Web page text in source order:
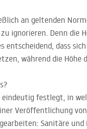
an geltenden
ignorieren. Denn die
dass
während die
festlegt, in
Veröffentlichung
Sanitäre